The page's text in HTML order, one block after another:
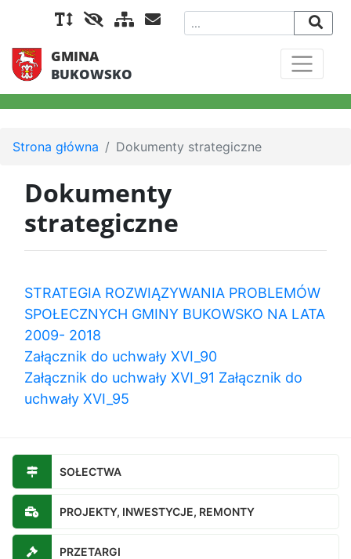
GMINA
BUKOWSKO
Strona główna Dokumenty strategiczne
Dokumenty
strategiczne
STRATEGIA ROZWIĄZYWANIA PROBLEMÓW
SPOŁECZNYCH GMINY BUKOWSKO NA LATA
2009- 2018
Załącznik do uchwały XVI_90
Załącznik do uchwały XVI_91 Załącznik do
uchwały XVI_95
SOŁECTWA
PROJEKTY, INWESTYCJE, REMONTY
PRZETARGI